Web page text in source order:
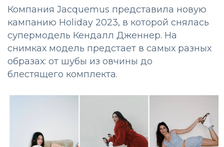
Компания Jacquemus представила новую
кампанию Holiday 2023, в которой снялась
супермодель Кендалл Дженнер. На
снимках модель предстает в самых разных
образах: от шубы из овчины до
блестящего комплекта.